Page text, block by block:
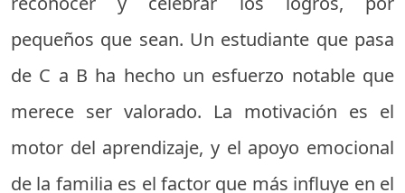
pequeños que sean. Un estudiante que pasa
de C a B ha hecho un esfuerzo notable que
merece ser valorado. La motivación es el
motor del aprendizaje, y el apoyo emocional
de la familia es el factor que más influye en el